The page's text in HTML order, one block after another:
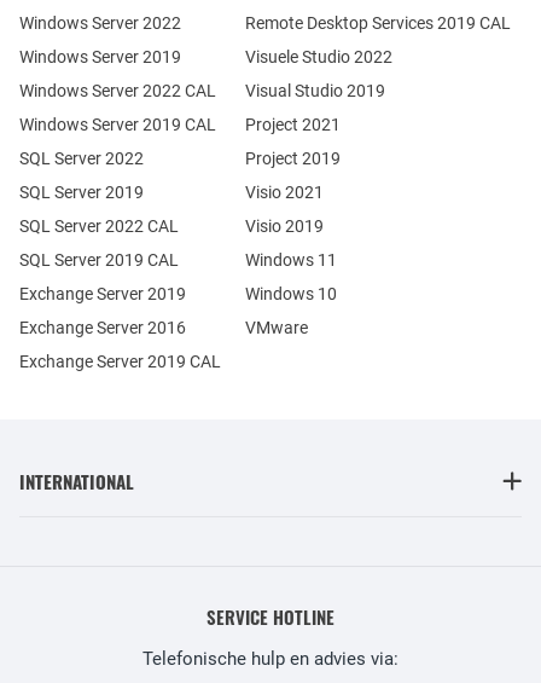
Windows Server 2022
Windows Server 2019
Exchange Server 2019
Exchange Server 2016
SQL Server 2022
SQL Server 2019
Windows Server 2022 CAL
Windows Server 2019 CAL
SQL Server 2022 CAL
SQL Server 2019 CAL
Remote Desktop Services 2019 CAL
Exchange Server 2019 CAL
Visuele Studio 2022
Visual Studio 2019
Project 2021
Project 2019
Visio 2021
Visio 2019
Windows 11
Windows 10
VMware
INTERNATIONAL
SERVICE HOTLINE
Telefonische hulp en advies via: